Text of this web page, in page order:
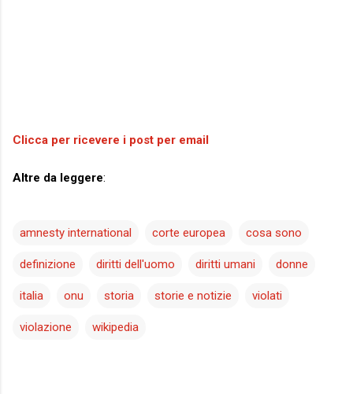
Clicca per ricevere i post per email
Altre da leggere:
amnesty international corte europea cosa sono
definizione diritti dell'uomo diritti umani donne
italia onu storia storie e notizie violati
violazione wikipedia